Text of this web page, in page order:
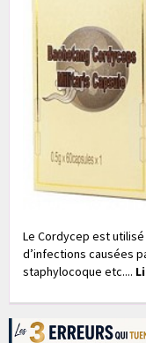
Le Cordycep est
d’infections causées
staphylocoque etc....